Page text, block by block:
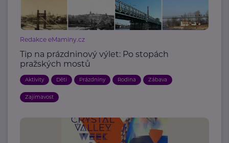
Redakce eMaminy.cz
Tip na prázdninový výlet: Po stopách
pražských mostů
Aktivity Děti Prázdniny Rodina Zábava
Zajímavost